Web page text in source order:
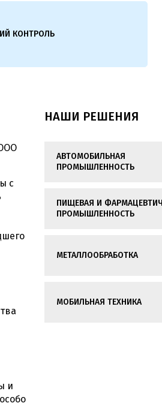
КОНТРОЛЬ
с
и
НАШИ РЕШЕНИЯ
АВТОМОБИЛЬНАЯ
ПРОМЫШЛЕННОСТЬ
ПИЩЕВАЯ И
ПРОМЫШЛЕННОСТЬ
МЕТАЛЛООБРАБОТКА
МОБИЛЬНАЯ ТЕХНИКА